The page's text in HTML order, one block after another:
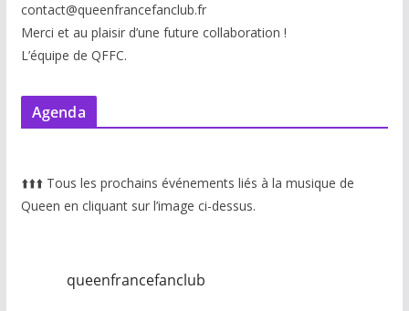
contact@queenfrancefanclub.fr
Merci et au plaisir d’une future collaboration !
L’équipe de QFFC.
Agenda
⬆️⬆️⬆️ Tous les prochains événements liés à la musique de
Queen en cliquant sur l’image ci-dessus.
queenfrancefanclub